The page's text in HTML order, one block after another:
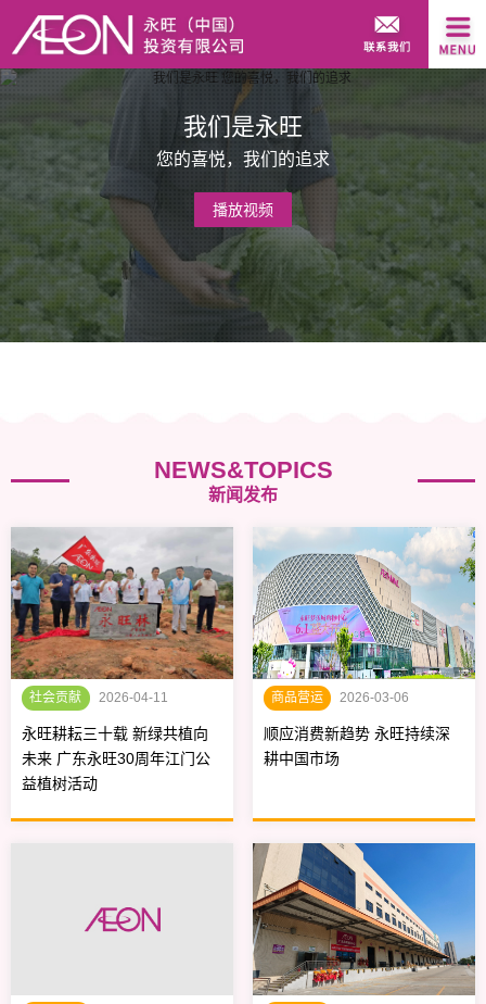
我们是永旺
您的喜悦，我们的追求
播放视频
NEWS&TOPICS
新闻发布
社会贡献 2026-04-11
永旺耕耘三十载 新绿共植向
未来 广东永旺30周年江门公
益植树活动
商品营运 2026-03-06
顺应消费新趋势 永旺持续深
耕中国市场